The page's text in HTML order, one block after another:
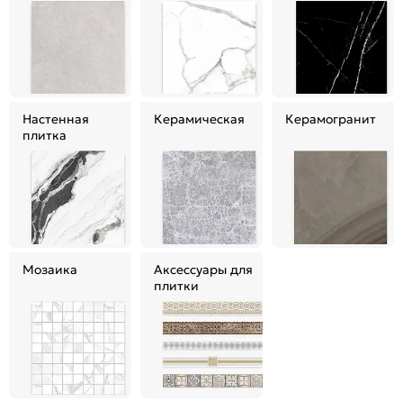
Настенная
плитка
Керамическая Керамогранит
Мозаика
Аксессуары для
плитки